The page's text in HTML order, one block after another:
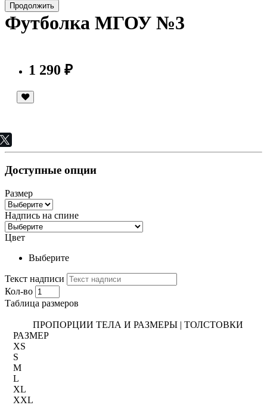
Продолжить
Футболка МГОУ №3
1 290 ₽
Доступные опции
Размер
Надпись на спине
Цвет
Выберите
Текст надписи
Кол-во
Таблица размеров
ПРОПОРЦИИ ТЕЛА И РАЗМЕРЫ | ТОЛСТОВКИ
РАЗМЕР
XS
S
M
L
XL
XXL